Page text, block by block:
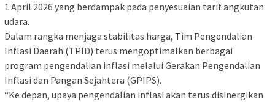
1 April 2026 yang berdampak pada penyesuaian tarif angkutan
udara.
Dalam rangka menjaga stabilitas harga, Tim Pengendalian
Inflasi Daerah (TPID) terus mengoptimalkan berbagai
program pengendalian inflasi melalui Gerakan Pengendalian
Inflasi dan Pangan Sejahtera (GPIPS).
“Ke depan, upaya pengendalian inflasi akan terus disinergikan